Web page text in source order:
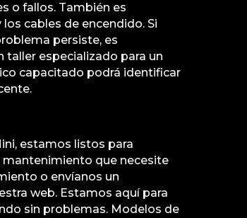
o fallos. También es
cables de encendido. Si
persiste, es
taller especializado para un
capacitado podrá identificar
estamos listos para
mantenimiento que necesite
o envíanos un
web. Estamos aquí para
sin problemas. Modelos de